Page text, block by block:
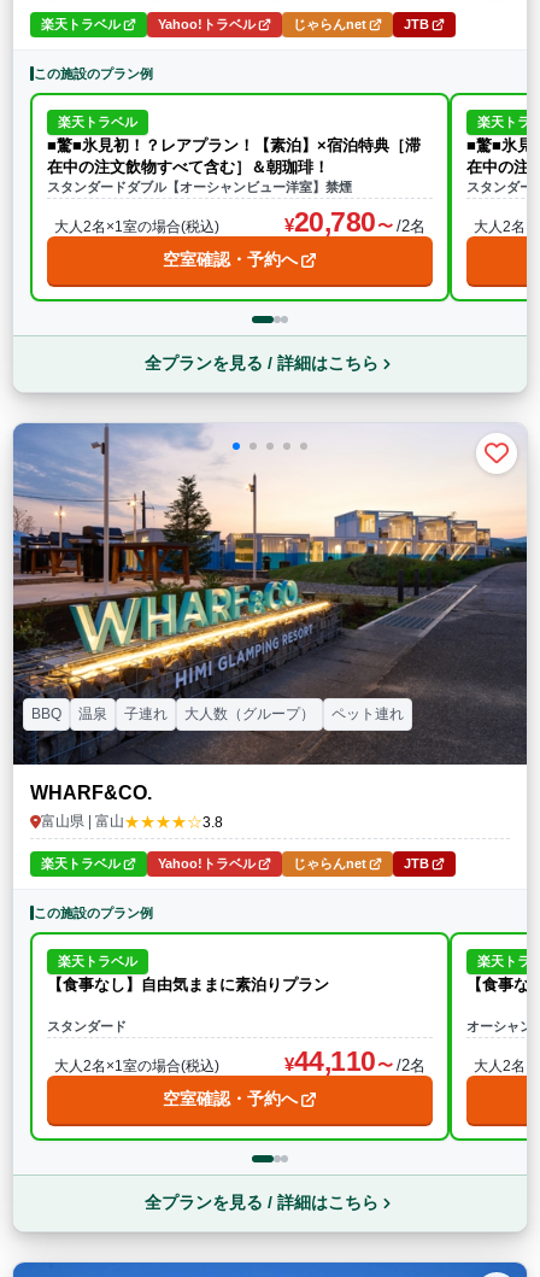
楽天トラベル Yahoo!トラベル じゃらんnet JTB
この施設のプラン例
楽天トラベル
■驚■氷見初！？レアプラン！【素泊】×宿泊特典［滞
在中の注文飲物すべて含む］＆朝珈琲！
スタンダードダブル【オーシャンビュー洋室】禁煙
大人2名×1室の場合(税込) 20,780 /2名
空室確認・予約へ
楽天トラ
■驚■氷見
在中の注
スタンダー
大人2名
全プランを見る / 詳細はこちら
WHARF&CO.
富山県 | 富山★★★★☆3.8
BBQ 温泉 子連れ 大人数（グループ） ペット連れ
楽天トラベル Yahoo!トラベル じゃらんnet JTB
この施設のプラン例
楽天トラベル
【食事なし】自由気ままに素泊りプラン
スタンダード
大人2名×1室の場合(税込) 44,110 /2名
空室確認・予約へ
楽天トラ
【食事
オーシャン
大人2名
全プランを見る / 詳細はこちら